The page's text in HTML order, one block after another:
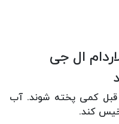
ال جی
کمی پخته شوند. آب
خیس کند.